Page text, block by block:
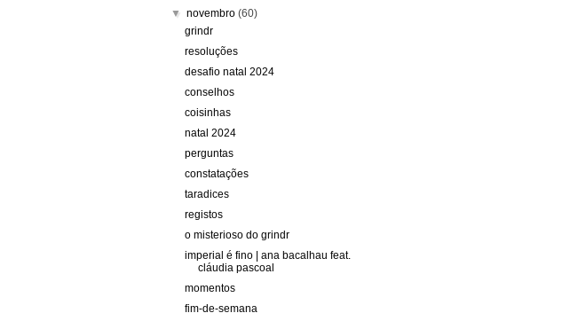
▼novembro(60)
grindr
resoluções
desafio natal 2024
conselhos
coisinhas
natal 2024
perguntas
constatações
taradices
registos
o misterioso do grindr
imperial é fino | ana bacalhau feat.
cláudia pascoal
momentos
fim-de-semana